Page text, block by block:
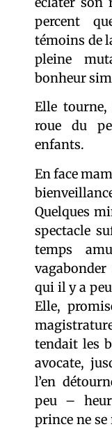
percent
témoins de
pleine
bonheur
Elle
roue du
enfants.
En face
Quelques
spectacle
temps
qui il y a
Elle,
tendait les
avocate,
l’en
peu –
prince ne